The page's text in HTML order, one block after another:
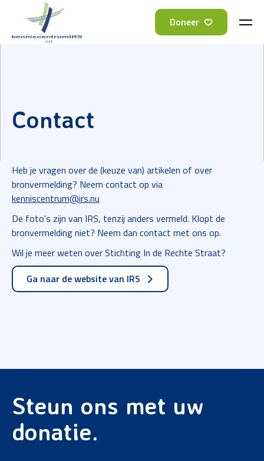
Doneer
Contact
Heb je vragen over de (keuze van) artikelen of over
bronvermelding? Neem contact op via
kenniscentrum@irs.nu
De foto's zijn van IRS, tenzij anders vermeld. Klopt de
bronvermelding niet? Neem dan contact met ons op.
Wil je meer weten over Stichting In de Rechte Straat?
Ga naar de website van IRS
Steun ons met uw
donatie.